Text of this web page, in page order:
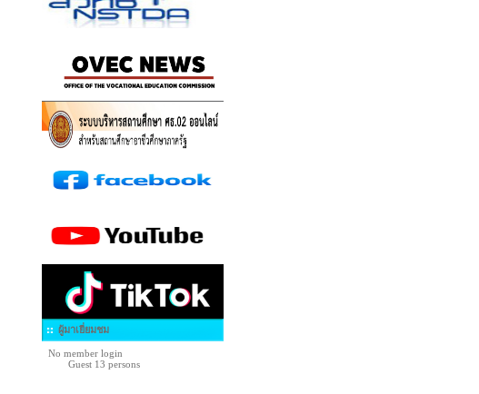
ผู้มาเยี่ยมชม
No member login
Guest 13 persons